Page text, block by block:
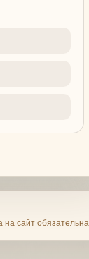
сайт обязательна.